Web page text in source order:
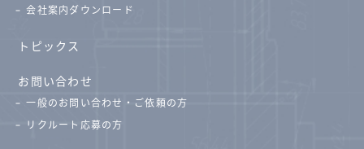
会社案内ダウンロード
トピックス
お問い合わせ
一般のお問い合わせ・ご依頼の方
リクルート応募の方